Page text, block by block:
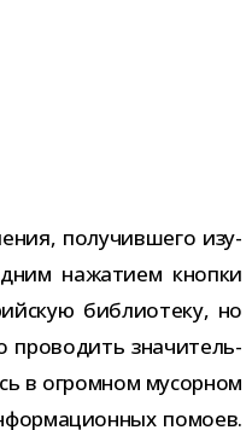
полу­чив­шего изу­
нажа­тием кнопки
биб­лио­теку, но
про­во­дить зна­чи­тель­
в огром­ном мусор­ном
помоев.